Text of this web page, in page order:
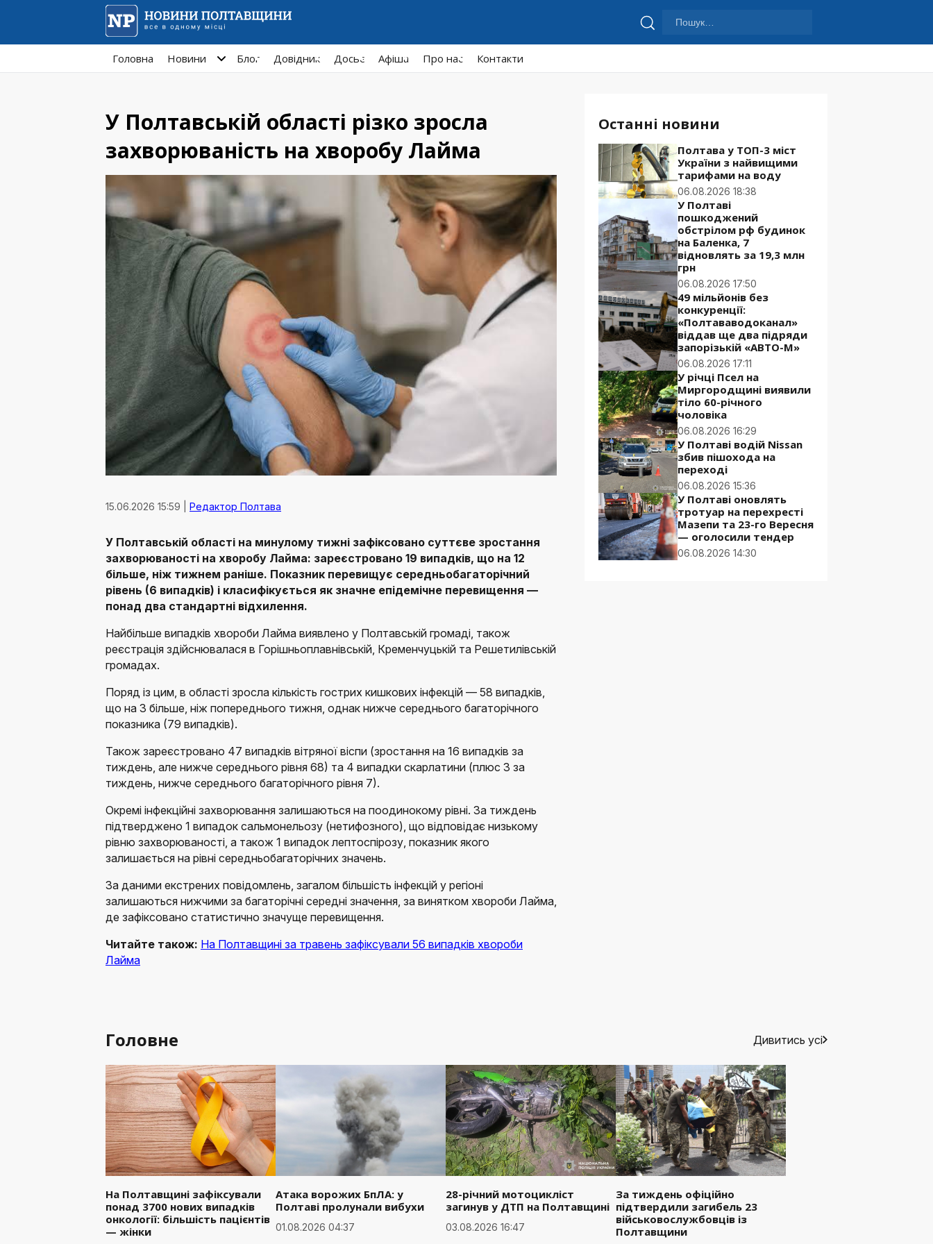
Пошук:
Головна Новини Блог Довідник Досьє Афiша Про нас Контакти
У Полтавській області різко зросла
захворюваність на хворобу Лайма
15.06.2026 15:59 | Редактор Полтава
У Полтавській області на минулому тижні зафіксовано суттєве зростання
захворюваності на хворобу Лайма: зареєстровано 19 випадків, що на 12
більше, ніж тижнем раніше. Показник перевищує середньобагаторічний
рівень (6 випадків) і класифікується як значне епідемічне перевищення —
понад два стандартні відхилення.
Найбільше випадків хвороби Лайма виявлено у Полтавській громаді, також
реєстрація здійснювалася в Горішньоплавнівській, Кременчуцькій та Решетилівській
громадах.
Поряд із цим, в області зросла кількість гострих кишкових інфекцій — 58 випадків,
що на 3 більше, ніж попереднього тижня, однак нижче середнього багаторічного
показника (79 випадків).
Також зареєстровано 47 випадків вітряної віспи (зростання на 16 випадків за
тиждень, але нижче середнього рівня 68) та 4 випадки скарлатини (плюс 3 за
тиждень, нижче середнього багаторічного рівня 7).
Окремі інфекційні захворювання залишаються на поодинокому рівні. За тиждень
підтверджено 1 випадок сальмонельозу (нетифозного), що відповідає низькому
рівню захворюваності, а також 1 випадок лептоспірозу, показник якого
залишається на рівні середньобагаторічних значень.
За даними екстрених повідомлень, загалом більшість інфекцій у регіоні
залишаються нижчими за багаторічні середні значення, за винятком хвороби Лайма,
де зафіксовано статистично значуще перевищення.
Читайте також: На Полтавщині за травень зафіксували 56 випадків хвороби
Лайма
Останні новини
Полтава у ТОП-3 міст
України з найвищими
тарифами на воду
06.08.2026 18:38
У Полтаві
пошкоджений
обстрілом рф будинок
на Баленка, 7
відновлять за 19,3 млн
грн
06.08.2026 17:50
49 мільйонів без
конкуренції:
«Полтававодоканал»
віддав ще два підряди
запорізькій «АВТО-М»
06.08.2026 17:11
У річці Псел на
Миргородщині виявили
тіло 60-річного
чоловіка
06.08.2026 16:29
У Полтаві водій Nissan
збив пішохода на
переході
06.08.2026 15:36
У Полтаві оновлять
тротуар на перехресті
Мазепи та 23-го Вересня
— оголосили тендер
06.08.2026 14:30
Головне Дивитись усі
На Полтавщині зафіксували
понад 3700 нових випадків
онкології: більшість пацієнтів
— жінки
Атака ворожих БпЛА: у
Полтаві пролунали вибухи
01.08.2026 04:37
28-річний мотоцикліст
загинув у ДТП на Полтавщині
03.08.2026 16:47
За тиждень офіційно
підтвердили загибель 23
військовослужбовців із
Полтавщини